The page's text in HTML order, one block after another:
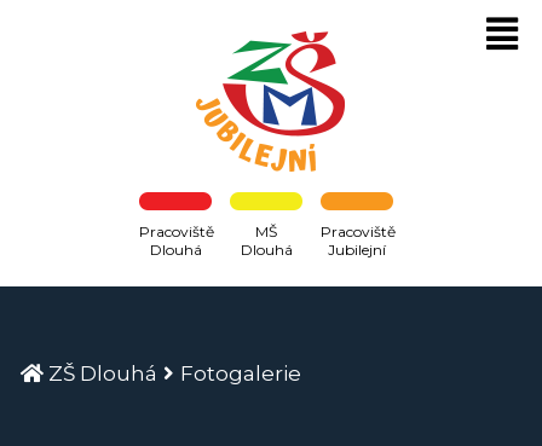
Pracoviště
Dlouhá
MŠ
Dlouhá
Pracoviště
Jubilejní
ZŠ Dlouhá Fotogalerie